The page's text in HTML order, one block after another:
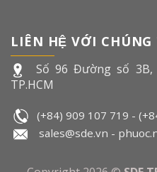
LIÊN HỆ VỚI CHÚNG
Số 96 Đường số 3B,
TP.HCM
(+84) 909 107 719 -
sales@sde.vn -